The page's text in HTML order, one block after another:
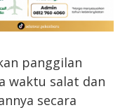
panggilan
waktu salat dan
secara